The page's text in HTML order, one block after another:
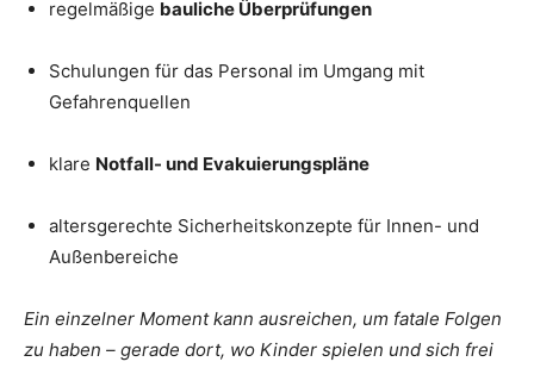
regelmäßige bauliche Überprüfungen
Schulungen für das Personal im Umgang mit
Gefahrenquellen
klare Notfall- und Evakuierungspläne
altersgerechte Sicherheitskonzepte für Innen- und
Außenbereiche
Ein einzelner Moment kann ausreichen, um fatale Folgen
zu haben – gerade dort, wo Kinder spielen und sich frei